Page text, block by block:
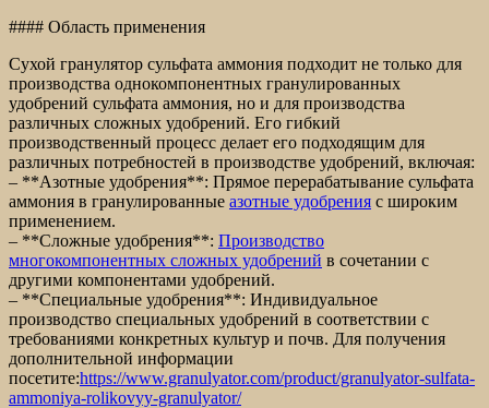
#### Область применения
Сухой гранулятор сульфата аммония подходит не только для
производства однокомпонентных гранулированных
удобрений сульфата аммония, но и для производства
различных сложных удобрений. Его гибкий
производственный процесс делает его подходящим для
различных потребностей в производстве удобрений, включая:
– **Азотные удобрения**: Прямое перерабатывание сульфата
аммония в гранулированные азотные удобрения с широким
применением.
– **Сложные удобрения**: Производство
многокомпонентных сложных удобрений в сочетании с
другими компонентами удобрений.
– **Специальные удобрения**: Индивидуальное
производство специальных удобрений в соответствии с
требованиями конкретных культур и почв. Для получения
дополнительной информации
посетите:https://www.granulyator.com/product/granulyator-sulfata-
ammoniya-rolikovyy-granulyator/